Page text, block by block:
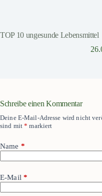
TOP 10 ungesunde Lebensmittel
Schreibe einen Kommentar
Deine E-Mail-Adresse wird nicht
sind mit* markiert
Name *
E-Mail *